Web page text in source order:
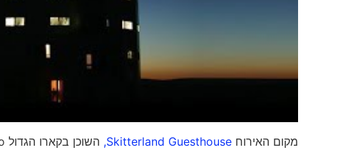
מקום האירוחSkitterland Guesthouse,